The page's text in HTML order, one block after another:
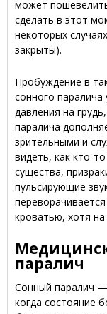
может
сделать в этот
некоторых
закрыты).
Пробуждение в
сонного
давления на
паралича
зрительными и
видеть, как кто-
существа,
пульсирующие
кроватью, хотя
паралич
Сонный паралич —
когда состояние